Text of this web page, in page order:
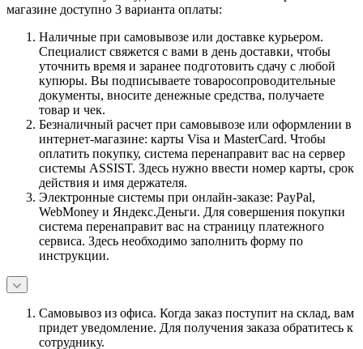
магазине доступно 3 варианта оплаты:
Наличные при самовывозе или доставке курьером.
Специалист свяжется с вами в день доставки, чтобы
уточнить время и заранее подготовить сдачу с любой
купюры. Вы подписываете товаросопроводительные
документы, вносите денежные средства, получаете
товар и чек.
Безналичный расчет при самовывозе или оформлении в
интернет-магазине: карты Visa и MasterCard. Чтобы
оплатить покупку, система перенаправит вас на сервер
системы ASSIST. Здесь нужно ввести номер карты, срок
действия и имя держателя.
Электронные системы при онлайн-заказе: PayPal,
WebMoney и Яндекс.Деньги. Для совершения покупки
система перенаправит вас на страницу платежного
сервиса. Здесь необходимо заполнить форму по
инструкции.
Самовывоз из офиса. Когда заказ поступит на склад, вам
придет уведомление. Для получения заказа обратитесь к
сотруднику.